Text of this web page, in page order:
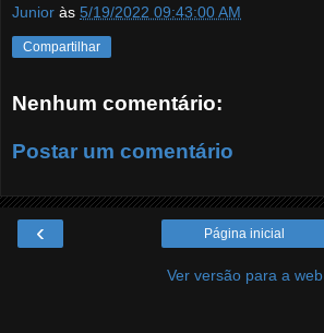
Junior às 5/19/2022 09:43:00 AM
Compartilhar
Nenhum comentário:
Postar um comentário
‹ Página inicial
Ver versão para a web